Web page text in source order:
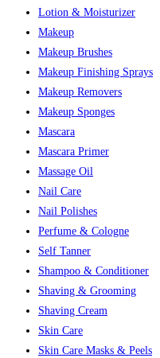
Lotion & Moisturizer
Makeup
Makeup Brushes
Makeup Finishing Sprays
Makeup Removers
Makeup Sponges
Mascara
Mascara Primer
Massage Oil
Nail Care
Nail Polishes
Perfume & Cologne
Self Tanner
Shampoo & Conditioner
Shaving & Grooming
Shaving Cream
Skin Care
Skin Care Masks & Peels